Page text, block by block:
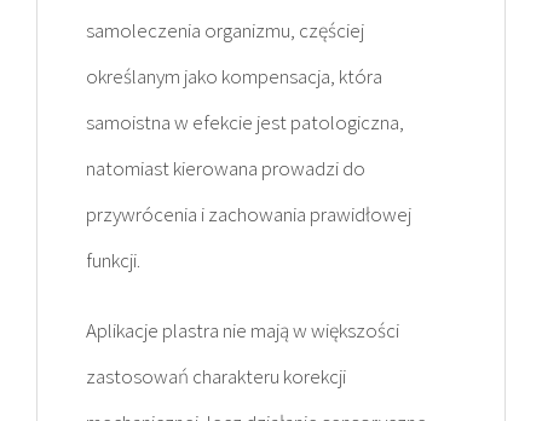
samoleczenia organizmu, częściej
określanym jako kompensacja, która
samoistna w efekcie jest patologiczna,
natomiast kierowana prowadzi do
przywrócenia i zachowania prawidłowej
funkcji.
Aplikacje plastra nie mają w większości
zastosowań charakteru korekcji